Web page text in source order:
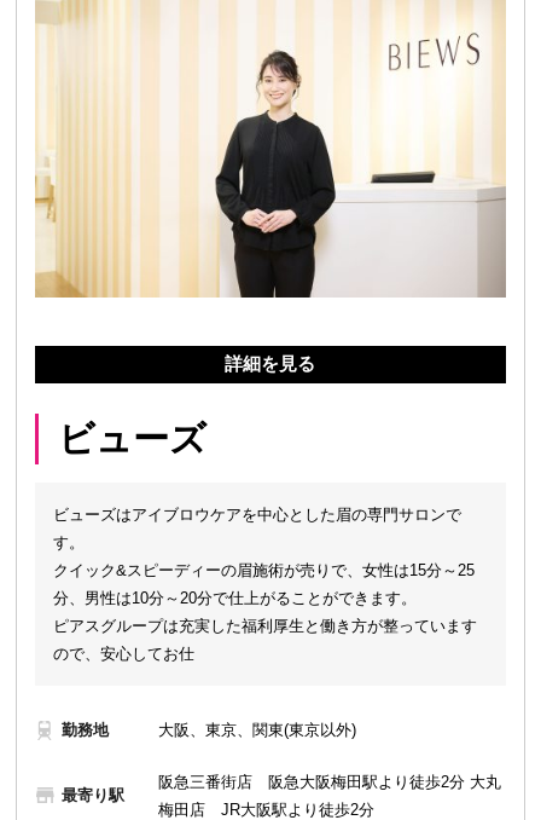
詳細を見る
ビューズ
ビューズはアイブロウケアを中心とした眉の専門サロンで
す。
クイック&スピーディーの眉施術が売りで、女性は15分～25
分、男性は10分～20分で仕上がることができます。
ピアスグループは充実した福利厚生と働き方が整っています
ので、安心してお仕
勤務地 大阪、東京、関東(東京以外)
最寄り駅
阪急三番街店 阪急大阪梅田駅より徒歩2分 大丸
梅田店 JR大阪駅より徒歩2分